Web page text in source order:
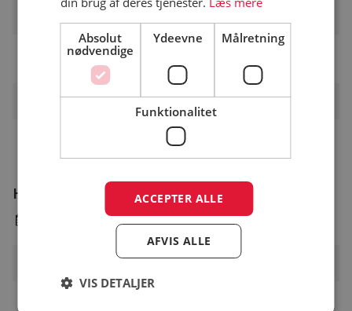
Familie pr. nat (2 voksne og 2
DKK 262
Pris pr. barn pr. nat i
aldersgruppen (0-11)
Hunde pr. nat DKK 15
Højsæson
23. juni - 13. august
DKK
Absolut
nødvendige
Ydeevne Målretning
Funktionalitet
ACCEPTER ALLE
AFVIS ALLE
VIS DETALJER